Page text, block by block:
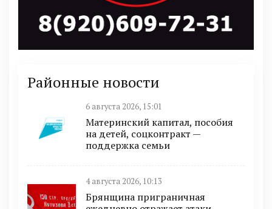
Районные новости
6 августа 2026, 15:01
Материнский капитал, пособия
на детей, соцконтракт —
поддержка семьи
4 августа 2026, 10:13
Брянщина приграничная